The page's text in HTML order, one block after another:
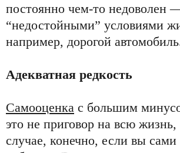
постоянно чем-то
“недостойными” условиями
например, дорогой
Адекватная редкость
Самооценка с большим
это не приговор на всю
случае, конечно, если вы